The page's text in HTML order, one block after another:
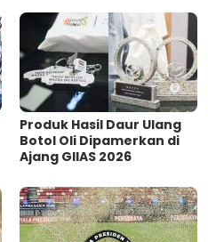
Produk Hasil Daur Ulang
Botol Oli Dipamerkan di
Ajang GIIAS 2026